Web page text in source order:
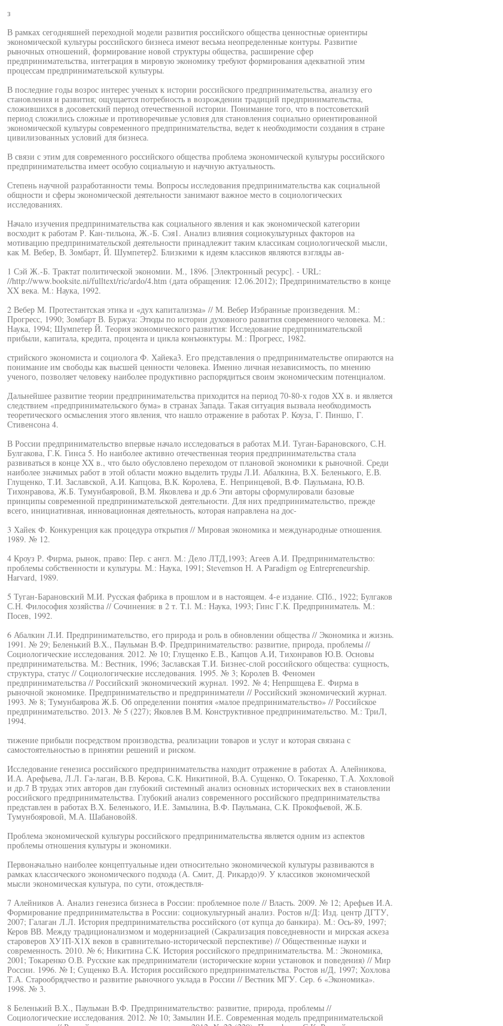
з
В рамках сегодняшней переходной модели развития российского общества ценностные ориентиры
экономической культуры российского бизнеса имеют весьма неопределенные контуры. Развитие
рыночных отношений, формирование новой структуры общества, расширение сфер
предпринимательства, интеграция в мировую экономику требуют формирования адекватной этим
процессам предпринимательской культуры.
В последние годы возрос интерес ученых к истории российского предпринимательства, анализу его
становления и развития; ощущается потребность в возрождении традиций предпринимательства,
сложившихся в досоветский период отечественной истории. Понимание того, что в постсоветский
период сложились сложные и противоречивые условия для становления социально ориентированной
экономической культуры современного предпринимательства, ведет к необходимости создания в стране
цивилизованных условий для бизнеса.
В связи с этим для современного российского общества проблема экономической культуры российского
предпринимательства имеет особую социальную и научную актуальность.
Степень научной разработанности темы. Вопросы исследования предпринимательства как социальной
общности и сферы экономической деятельности занимают важное место в социологических
исследованиях.
Начало изучения предпринимательства как социального явления и как экономической категории
восходит к работам Р. Кан-тильона, Ж.-Б. Сэя1. Анализ влияния социокультурных факторов на
мотивацию предпринимательской деятельности принадлежит таким классикам социологической мысли,
как М. Вебер, В. Зомбарт, Й. Шумпетер2. Близкими к идеям классиков являются взгляды ав-
1 Сэй Ж.-Б. Трактат политической экономии. М., 1896. [Электронный ресурс]. - URL:
//http://www.booksite.ni/fulltext/ric/ardo/4.htm (дата обращения: 12.06.2012); Предпринимательство в конце
XX века. М.: Наука, 1992.
2 Вебер М. Протестантская этика и «дух капитализма» // М. Вебер Избранные произведения. М.:
Прогресс, 1990; Зомбарт В. Буржуа: Этюды по истории духовного развития современного человека. М.:
Наука, 1994; Шумпетер Й. Теория экономического развития: Исследование предпринимательской
прибыли, капитала, кредита, процента и цикла конъюнктуры. М.: Прогресс, 1982.
стрийского экономиста и социолога Ф. Хайека3. Его представления о предпринимательстве опираются на
понимание им свободы как высшей ценности человека. Именно личная независимость, по мнению
ученого, позволяет человеку наиболее продуктивно распорядиться своим экономическим потенциалом.
Дальнейшее развитие теории предпринимательства приходится на период 70-80-х годов XX в. и является
следствием «предпринимательского бума» в странах Запада. Такая ситуация вызвала необходимость
теоретического осмысления этого явления, что нашло отражение в работах Р. Коуза, Г. Пиншо, Г.
Стивенсона 4.
В России предпринимательство впервые начало исследоваться в работах М.И. Туган-Барановского, С.Н.
Булгакова, Г.К. Гинса 5. Но наиболее активно отечественная теория предпринимательства стала
развиваться в конце XX в., что было обусловлено переходом от плановой экономики к рыночной. Среди
наиболее значимых работ в этой области можно выделить труды Л.И. Абалкина, В.Х. Беленького, Е.В.
Глущенко, Т.И. Заславской, А.И. Капцова, В.К. Королева, Е. Непринцевой, В.Ф. Паульмана, Ю.В.
Тихонравова, Ж.Б. Тумунбаяровой, В.М. Яковлева и др.6 Эти авторы сформулировали базовые
принципы современной предпринимательской деятельности. Для них предпринимательство, прежде
всего, инициативная, инновационная деятельность, которая направлена на дос-
3 Хайек Ф. Конкуренция как процедура открытия // Мировая экономика и международные отношения.
1989. № 12.
4 Кроуз Р. Фирма, рынок, право: Пер. с англ. М.: Дело ЛТД,1993; Агеев А.И. Предпринимательство:
проблемы собственности и культуры. М.: Наука, 1991; Stevemson Н. A Paradigm og Entrepreneurship.
Harvard, 1989.
5 Туган-Барановский М.И. Русская фабрика в прошлом и в настоящем. 4-е издание. СПб., 1922; Булгаков
С.Н. Философия хозяйства // Сочинения: в 2 т. T.l. М.: Наука, 1993; Гинс Г.К. Предприниматель. М.:
Посев, 1992.
6 Абалкин Л.И. Предпринимательство, его природа и роль в обновлении общества // Экономика и жизнь.
1991. № 29; Беленький В.Х., Паульман В.Ф. Предпринимательство: развитие, природа, проблемы //
Социологические исследования. 2012. № 10; Глущенко Е.В., Капцов А.И, Тихонравов Ю.В. Основы
предпринимательства. М.: Вестник, 1996; Заславская Т.И. Бизнес-слой российского общества: сущность,
структура, статус // Социологические исследования. 1995. № 3; Королев В. Феномен
предпринимательства // Российский экономический журнал. 1992. № 4; Непршщева Е. Фирма в
рыночной экономике. Предпринимательство и предприниматели // Российский экономический журнал.
1993. № 8; Тумунбаярова Ж.Б. Об определении понятия «малое предпринимательство» // Российское
предпринимательство. 2013. № 5 (227); Яковлев В.М. Конструктивное предпринимательство. М.: ТриЛ,
1994.
тижение прибыли посредством производства, реализации товаров и услуг и которая связана с
самостоятельностью в принятии решений и риском.
Исследование генезиса российского предпринимательства находит отражение в работах А. Алейникова,
И.А. Арефьева, Л.Л. Га-лаган, В.В. Керова, С.К. Никитиной, В.А. Сущенко, О. Токаренко, Т.А. Хохловой
и др.7 В трудах этих авторов дан глубокий системный анализ основных исторических вех в становлении
российского предпринимательства. Глубокий анализ современного российского предпринимательства
представлен в работах В.Х. Беленького, И.Е. Замылина, В.Ф. Паульмана, С.К. Прокофьевой, Ж.Б.
Тумунбояровой, М.А. Шабановой8.
Проблема экономической культуры российского предпринимательства является одним из аспектов
проблемы отношения культуры и экономики.
Первоначально наиболее концептуальные идеи относительно экономической культуры развиваются в
рамках классического экономического подхода (А. Смит, Д. Рикардо)9. У классиков экономической
мысли экономическая культура, по сути, отождествля-
7 Алейников А. Анализ генезиса бизнеса в России: проблемное поле // Власть. 2009. № 12; Арефьев И.А.
Формирование предпринимательства в России: социокультурный анализ. Ростов н/Д: Изд. центр ДГТУ,
2007; Галаган Л.Л. История предпринимательства российского (от купца до банкира). М.: Ось-89, 1997;
Керов ВВ. Между традиционализмом и модернизацией (Сакрализация повседневности и мирская аскеза
староверов ХУ1П-Х1Х веков в сравнительно-исторической перспективе) // Общественные науки и
современность. 2010. № 6; Никитина С.К. История российского предпринимательства. М.: Экономика,
2001; Токаренко О.В. Русские как предприниматели (исторические корни установок и поведения) // Мир
России. 1996. № I; Сущенко В.А. История российского предпринимательства. Ростов н/Д, 1997; Хохлова
Т.А. Старообрядчество и развитие рыночного уклада в России // Вестник МГУ. Сер. 6 «Экономика».
1998. № 3.
8 Беленький В.Х., Паульман В.Ф. Предпринимательство: развитие, природа, проблемы //
Социологические исследования. 2012. № 10; Замылин И.Е. Современная модель предпринимательской